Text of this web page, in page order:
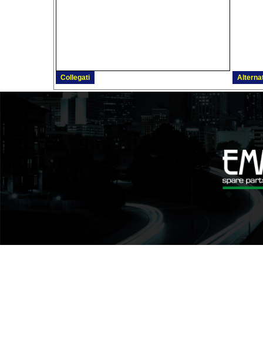
Collegati